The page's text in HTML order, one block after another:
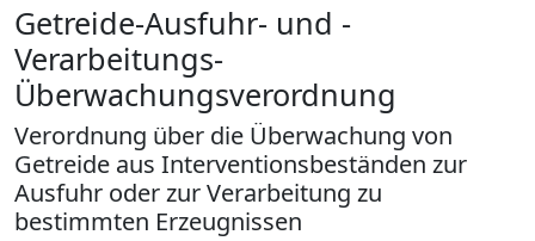
Getreide-Ausfuhr- und -
Verarbeitungs-
Überwachungsverordnung
Verordnung über die Überwachung von
Getreide aus Interventionsbeständen zur
Ausfuhr oder zur Verarbeitung zu
bestimmten Erzeugnissen